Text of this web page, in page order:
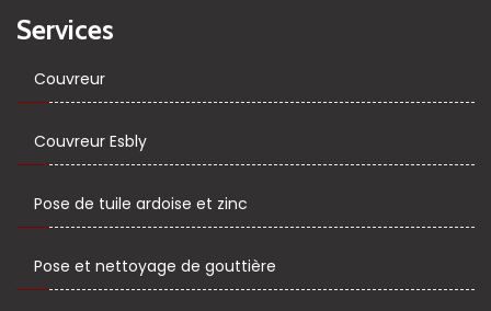
Services
Couvreur
Couvreur Esbly
Pose de tuile ardoise et zinc
Pose et nettoyage de gouttière